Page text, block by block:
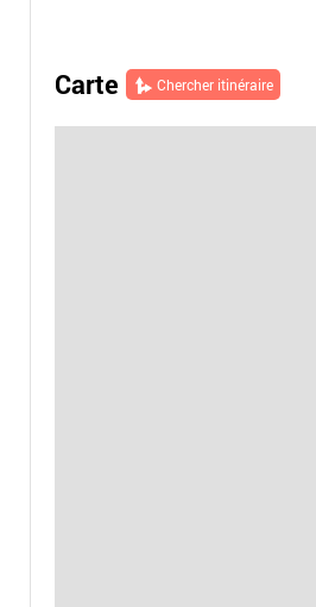
Carte Chercher itinéraire